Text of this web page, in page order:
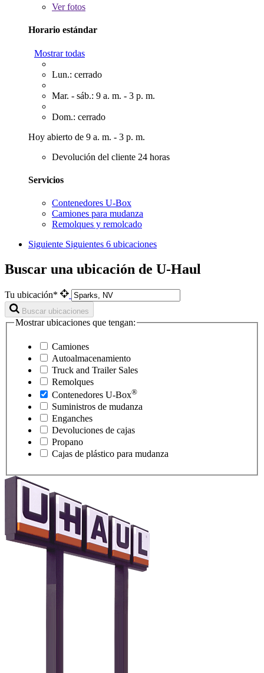
Verfotos
Horario estándar
Mostrar todas
Lun.: cerrado
Mar. - sáb.: 9 a. m. - 3 p. m.
Dom.: cerrado
Hoy abierto de 9 a. m. - 3 p. m.
Devolución del cliente 24 horas
Servicios
Contenedores U-Box
Camiones para mudanza
Remolques y remolcado
Siguiente Siguientes 6 ubicaciones
Buscar una ubicación de U-Haul
Tu ubicación*
Buscar ubicaciones
Mostrar ubicaciones que tengan:
Camiones
Autoalmacenamiento
Truck and Trailer Sales
Remolques
Contenedores U-Box®
Suministros de mudanza
Enganches
Devoluciones de cajas
Propano
Cajas de plástico para mudanza